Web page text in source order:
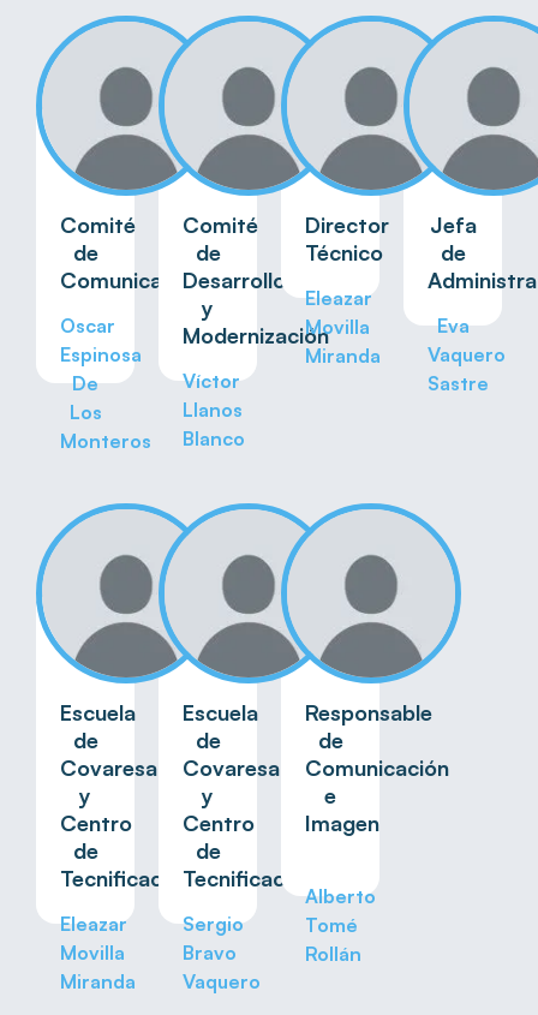
Comité
de
Comunicación
Oscar
Espinosa
De
Los
Monteros
Comité
de
Desarrollo
y
Modernización
Víctor
Llanos
Blanco
Director
Técnico
Eleazar
Movilla
Miranda
Jefa
de
Eva
Vaquero
Sastre
Escuela
de
Covaresa
y
Centro
de
Tecnificación
Eleazar
Movilla
Miranda
Escuela
de
Covaresa
y
Centro
de
Tecnificación
Sergio
Bravo
Vaquero
Responsable
de
Comunicación
e
Imagen
Alberto
Tomé
Rollán